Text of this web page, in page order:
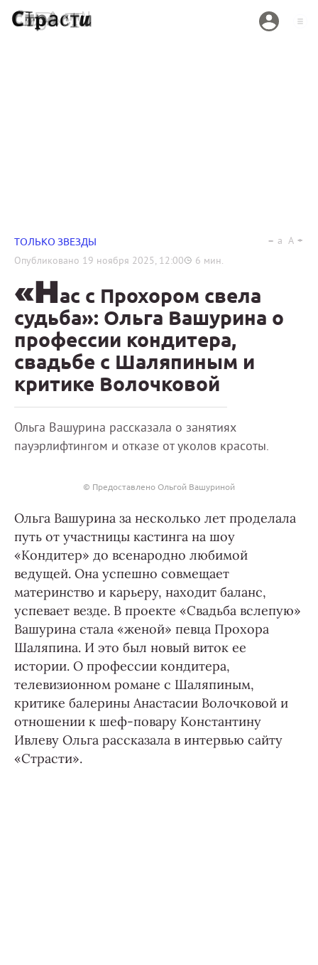
ТОЛЬКО ЗВЕЗДЫ
Опубликовано 19 ноября 2025, 12:00 6 мин.
a A
«Нас с Прохором свела
судьба»: Ольга Вашурина о
профессии кондитера,
свадьбе с Шаляпиным и
критике Волочковой
Ольга Вашурина рассказала о занятиях
пауэрлифтингом и отказе от уколов красоты.
© Предоставлено Ольгой Вашуриной
Ольга Вашурина за несколько лет проделала
путь от участницы кастинга на шоу
«Кондитер» до всенародно любимой
ведущей. Она успешно совмещает
материнство и карьеру, находит баланс,
успевает везде. В проекте «Свадьба вслепую»
Вашурина стала «женой» певца Прохора
Шаляпина. И это был новый виток ее
истории. О профессии кондитера,
телевизионном романе с Шаляпиным,
критике балерины Анастасии Волочковой и
отношении к шеф-повару Константину
Ивлеву Ольга рассказала в интервью сайту
«Страсти».